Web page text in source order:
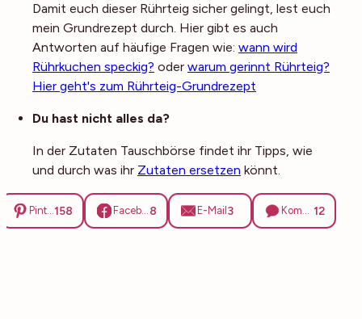
Damit euch dieser Rührteig sicher gelingt, lest euch
mein Grundrezept durch. Hier gibt es auch
Antworten auf häufige Fragen wie: wann wird
Rührkuchen speckig? oder warum gerinnt Rührteig?
Hier geht's zum Rührteig-Grundrezept
Du hast nicht alles da?
In der Zutaten Tauschbörse findet ihr Tipps, wie
und durch was ihr Zutaten ersetzen könnt.
Pinterest158 Facebook 8 E-Mail 3 Kommentare 12